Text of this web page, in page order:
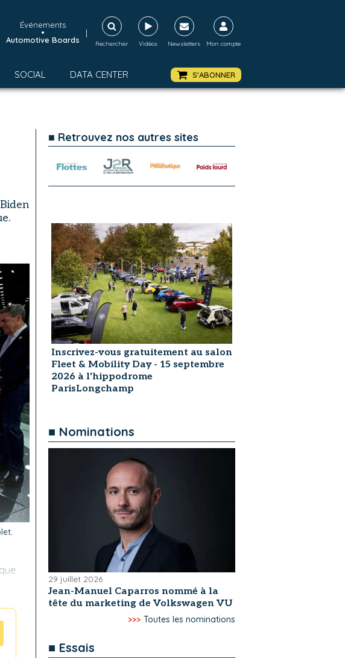
Événements
•
Automotive Boards
|
Rechercher Vidéos Newsletters Mon compte
SOCIAL DATA CENTER S'ABONNER
■ Retrouvez nos autres sites
Inscrivez-vous gratuitement au salon
Fleet & Mobility Day - 15 septembre
2026 à l'hippodrome
ParisLongchamp
■ Nominations
29 juillet 2026
Jean-Manuel Caparros nommé à la
tête du marketing de Volkswagen VU
>>> Toutes les nominations
■ Essais